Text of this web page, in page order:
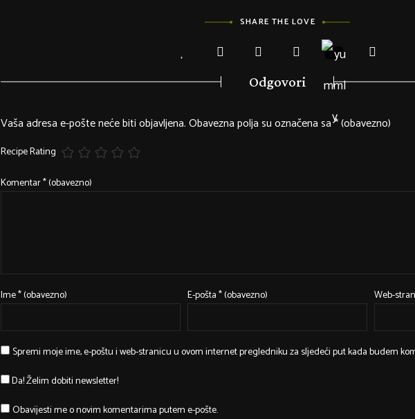
SHARE THE LOVE
Odgovori
Vaša adresa e-pošte neće biti objavljena.Obavezna polja su označena sa* (obavezno)
Recipe Rating
Komentar* (obavezno)
Ime* (obavezno) E-pošta* (obavezno) Web-
Spremi moje ime, e-poštu i web-stranicu u ovom internet pregledniku za sljedeći put kada budem
Da! Želim dobiti newsletter!
Obavijesti me o novim komentarima putem e-pošte.